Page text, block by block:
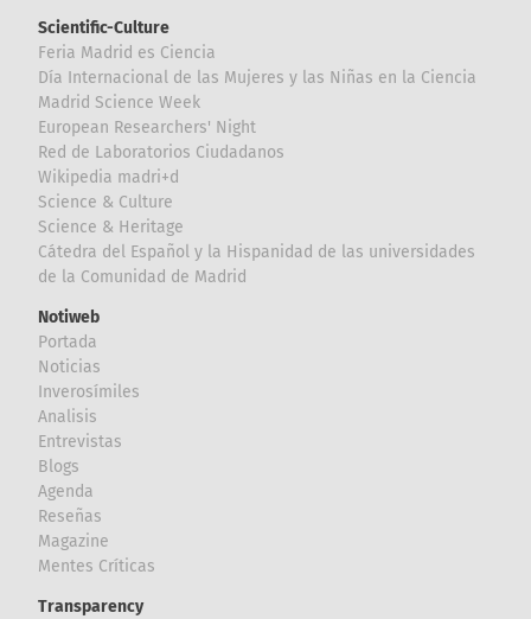
Scientific-Culture
Feria Madrid es Ciencia
Día Internacional de las Mujeres y las Niñas en la Ciencia
Madrid Science Week
European Researchers' Night
Red de Laboratorios Ciudadanos
Wikipedia madri+d
Science & Culture
Science & Heritage
Cátedra del Español y la Hispanidad de las universidades
de la Comunidad de Madrid
Notiweb
Portada
Noticias
Inverosímiles
Analisis
Entrevistas
Blogs
Agenda
Reseñas
Magazine
Mentes Críticas
Transparency